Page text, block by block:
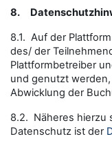
8.
8.1. Auf der
des/ der
Plattformbetreiber
und genutzt
Abwicklung der
8.2. Näheres hierzu
Datenschutz ist der